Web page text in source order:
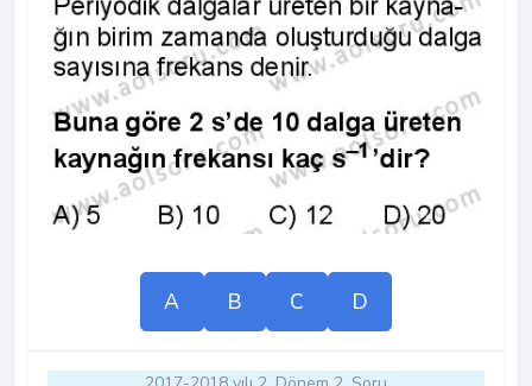
A B C D